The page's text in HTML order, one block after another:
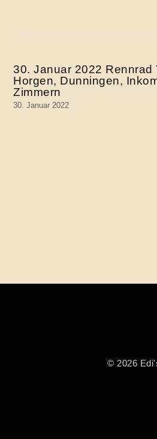
30. Januar 2022 Rennrad
Horgen, Dunningen,
Zimmern
30. Januar 2022
© 2026